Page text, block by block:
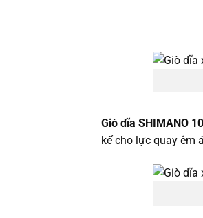
Giò dĩa SHIMANO
kế cho lực quay êm